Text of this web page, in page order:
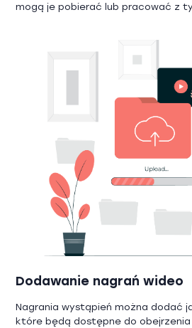
mogą je pobierać lub pracować z
Dodawanie nagrań wideo
Nagrania wystąpień można dodać
które będą dostępne do